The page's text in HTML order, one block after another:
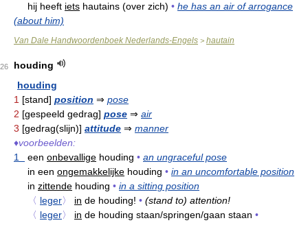
hij heeft iets hautains (over zich) • he has an air of arrogance
(about him)
Van Dale Handwoordenboek Nederlands-Engels > hautain
houding
houding
1 [stand] position ⇒ pose
2 [gespeeld gedrag] pose ⇒ air
3 [gedrag(slijn)] attitude ⇒ manner
♦voorbeelden:
1
een onbevallige houding • an ungraceful pose
in een ongemakkelijke houding • in an uncomfortable position
in zittende houding • in a sitting position
〈 leger〉 in de houding! • (stand to) attention!
〈 leger〉 in de houding staan/springen/gaan staan •